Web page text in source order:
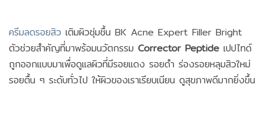
ครีมลดรอยสิว เติมผิวชุ่มชื้น BK Acne Expert Filler Bright
ตัวช่วยสำคัญที่มาพร้อมนวัตกรรม Corrector Peptide เปปไทด์
ถูกออกแบบมาเพื่อดูแลผิวที่มีรอยแดง รอยดำ ร่องรอยหลุมสิวใหม่
รอยตื้น ๆ ระดับทั่วไป ให้ผิวของเราเรียบเนียน ดูสุขภาพดีมากยิ่งขึ้น